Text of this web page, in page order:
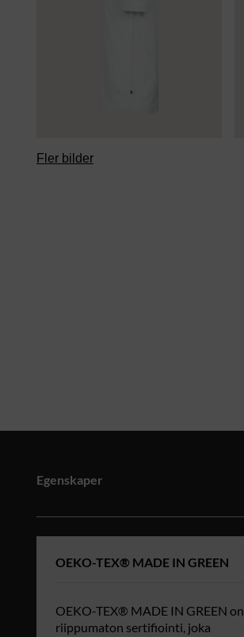
Fler bilder
Egenskaper
OEKO-TEX® MADE IN GREEN
OEKO-TEX® MADE IN GREEN on
riippumaton sertifiointi, joka